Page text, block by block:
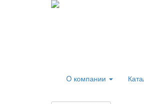
O компании